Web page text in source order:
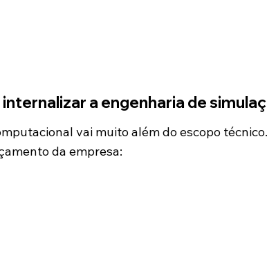
a engenharia de
vai muito além do escopo
da empresa: